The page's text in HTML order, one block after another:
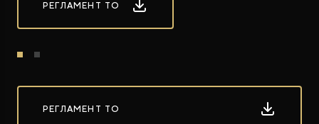
РЕГЛАМЕНТ ТО
РЕГЛАМЕНТ ТО